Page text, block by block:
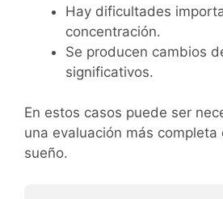
Hay dificultades
concentración.
Se producen cambios
significativos.
En estos casos puede ser
una evaluación más
sueño.